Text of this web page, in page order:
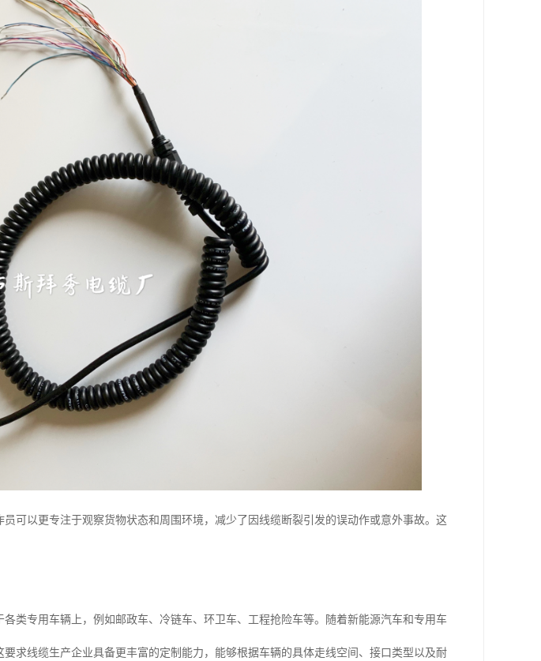
可以更专注于观察货物状态和周围环境，减少了因线缆断裂引发的误动作或意外事故。这
类专用车辆上，例如邮政车、冷链车、环卫车、工程抢险车等。随着新能源汽车和专用车
求线缆生产企业具备更丰富的定制能力，能够根据车辆的具体走线空间、接口类型以及耐